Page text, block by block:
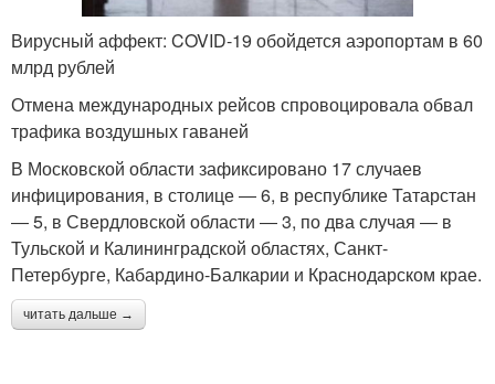
Вирусный аффект: COVID-19 обойдется аэропортам в 60
млрд рублей
Отмена международных рейсов спровоцировала обвал
трафика воздушных гаваней
В Московской области зафиксировано 17 случаев
инфицирования, в столице ― 6, в республике Татарстан
― 5, в Свердловской области ― 3, по два случая ― в
Тульской и Калининградской областях, Санкт-
Петербурге, Кабардино-Балкарии и Краснодарском крае.
читать дальше →